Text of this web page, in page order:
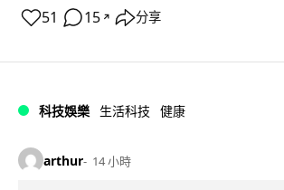
51 15 ↗ 分享
科技娛樂 生活科技 健康
arthur 14 小時